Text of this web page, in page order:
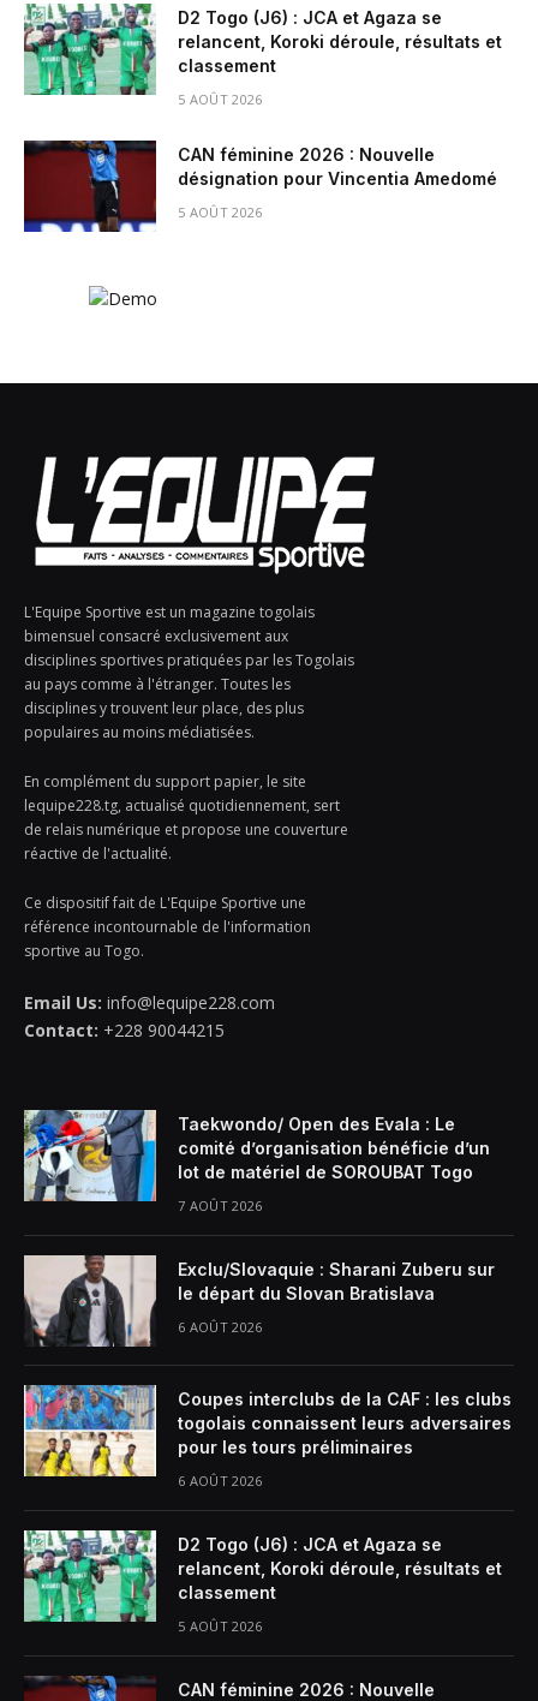
D2 Togo (J6) : JCA et Agaza se
relancent, Koroki déroule, résultats et
classement
5 AOÛT 2026
CAN féminine 2026 : Nouvelle
désignation pour Vincentia Amedomé
5 AOÛT 2026
L'Equipe Sportive est un magazine togolais
bimensuel consacré exclusivement aux
disciplines sportives pratiquées par les Togolais
au pays comme à l'étranger. Toutes les
disciplines y trouvent leur place, des plus
populaires au moins médiatisées.
En complément du support papier, le site
lequipe228.tg, actualisé quotidiennement, sert
de relais numérique et propose une couverture
réactive de l'actualité.
Ce dispositif fait de L'Equipe Sportive une
référence incontournable de l'information
sportive au Togo.
Email Us: info@lequipe228.com
Contact: +228 90044215
Taekwondo/ Open des Evala : Le
comité d’organisation bénéficie d’un
lot de matériel de SOROUBAT Togo
7 AOÛT 2026
Exclu/Slovaquie : Sharani Zuberu sur
le départ du Slovan Bratislava
6 AOÛT 2026
Coupes interclubs de la CAF : les clubs
togolais connaissent leurs adversaires
pour les tours préliminaires
6 AOÛT 2026
D2 Togo (J6) : JCA et Agaza se
relancent, Koroki déroule, résultats et
classement
5 AOÛT 2026
CAN féminine 2026 : Nouvelle